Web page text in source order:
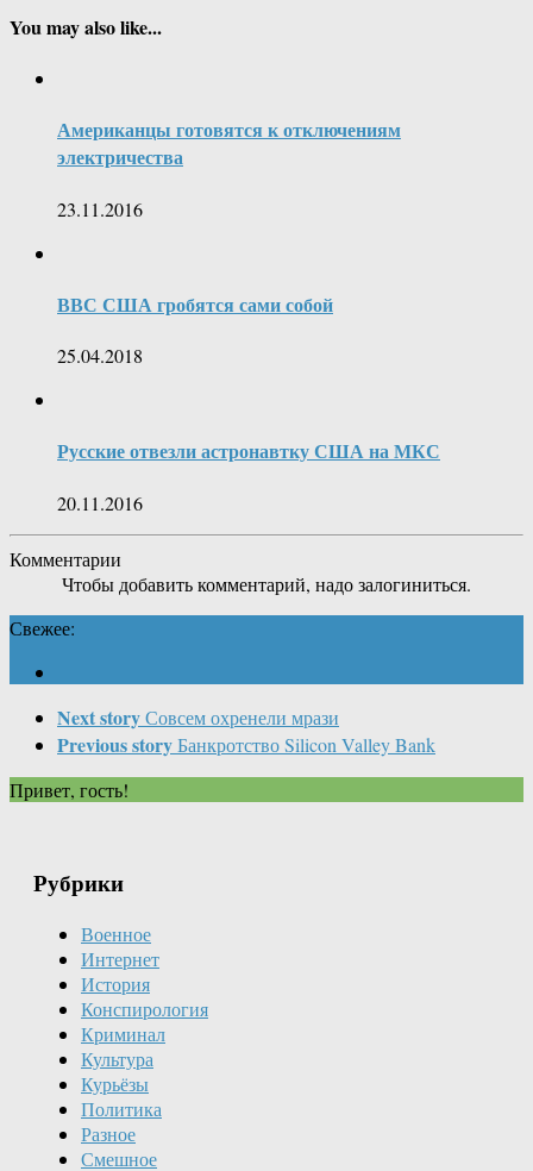
You may also like...
Американцы готовятся к отключениям
электричества
23.11.2016
ВВС США гробятся сами собой
25.04.2018
Русские отвезли астронавтку США на МКС
20.11.2016
Комментарии
Чтобы добавить комментарий, надо залогиниться.
Свежее:
Next storyСовсем охренели мрази
Previous storyБанкротство Silicon Valley Bank
Привет, гость!
Рубрики
Военное
Интернет
История
Конспирология
Криминал
Культура
Курьёзы
Политика
Разное
Смешное